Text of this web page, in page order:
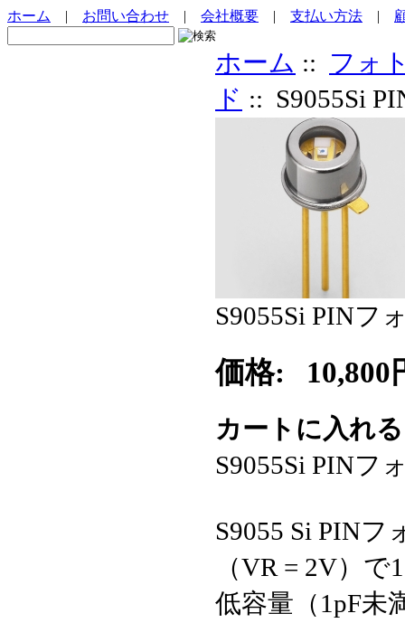
ホーム | お問い合わせ | 会社概要 | 支払い方法 |
ホーム :: フォ
ド :: S9055Si
S9055Si PINフ
価格: 10,800
カートに入れ
S9055Si PINフ
S9055 Si PIN
（VR = 2V）
低容量（1pF未